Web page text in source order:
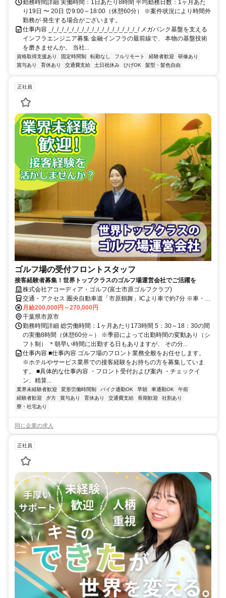
勤務時間詳細 実働時間：1日あたり8時間 平均勤務日数：1ヶ月あた
り19日 〜 20日 ⏰9:00～18:00（休憩60分） ※案件状況により時間外
勤務が 発生する場合がございます。
仕事内容 _/_/_/_/_/_/_/_/_/_/_/_/_/_/_/_/_/_/ メガバンク基盤を支える
インフラエンジニア募集 金融インフラの最前線で、 本物の基盤技術
を磨きませんか。 当社...
資格取得支援あり 固定時間制 転勤なし フルリモート 経験者歓迎
研修あり
賞与あり
育休あり 交通費支給 土日祝休み ひげOK 髪型・髪色自由
正社員
ゴルフ場の受付フロントスタッフ
接客経験者募集！世界トップクラスのゴルフ場運営会社でご活躍を
株式会社アコーディア・ゴルフ(富士市原ゴルフクラブ)
交通・アクセス 圏央自動車道「市原鶴舞」ICより車で約7分 ※車・バ
イク通勤OK！
月給200,000円～270,000円
千葉県市原市
勤務時間詳細 総労働時間：1ヶ月あたり173時間 5：30～18：30の間
の実働8時間（休憩60分～） ※季節によって出勤時間の変動あり（シ
フト制） ＊朝早い時間に出勤する日もありますが、 その分...
仕事内容 ■仕事内容 ゴルフ場のフロント業務全般をお任せします。
※ホテルやサービス業界での接客経験をお持ちの方を募集していま
す。 ■具体的な仕事内容 ・フロント受付および案内 ・チェックイ
ン、精算...
業界未経験者歓迎 変形労働時間制 バイク通勤OK 早朝 車通勤OK
午前
経験者歓迎
夕方 賞与あり 育休あり 交通費支給 長期歓迎
社割あり
寮・社宅あり
同じ企業の求人
正社員